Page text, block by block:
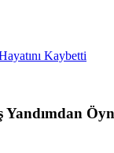
Kaybetti
Yandımdan